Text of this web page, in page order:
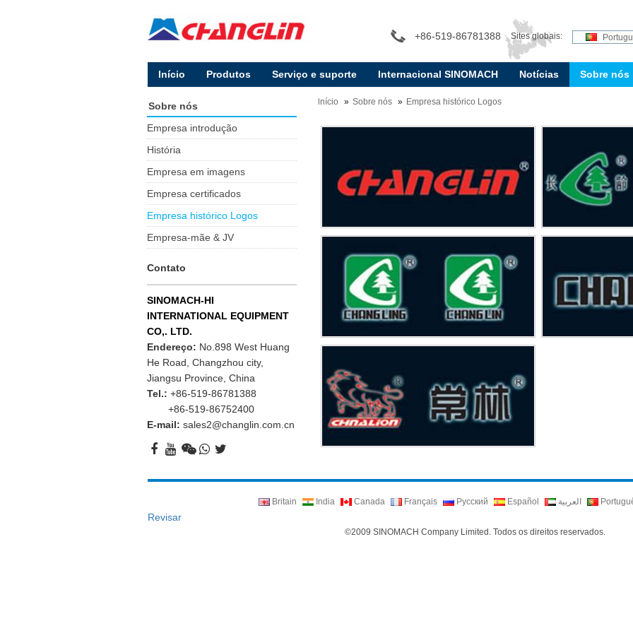
+86-519-86781388 Sites globais:
lnício Produtos Serviço e suporte Internacional SINOMACH Notícias Sobre nós
Sobre nós
Empresa introdução
História
Empresa em imagens
Empresa certificados
Empresa histórico Logos
Empresa-mãe & JV
Contato
SINOMACH-HI
INTERNATIONAL EQUIPMENT
CO,. LTD.
Endereço: No.898 West Huang
He Road, Changzhou city,
Jiangsu Province, China
Tel.: +86-519-86781388
+86-519-86752400
E-mail:sales2@changlin.com.cn
lnício Sobre nós Empresa histórico Logos
Britain India Canada Français Русский Español العربية
Revisar
©2009 SINOMACH Company Limited. Todos os direitos reservados.